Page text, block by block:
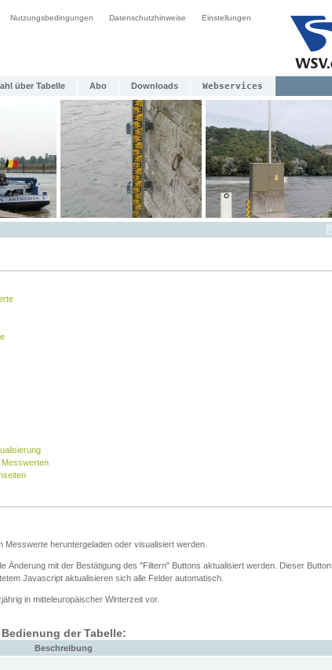
Nutzungsbedingungen Datenschutzhinweise Einstellungen
über Tabelle Abo Downloads Webservices
Messwerten
heruntergeladen oder visualisiert werden.
Änderung mit der Bestätigung des "Filtern" Buttons aktualisiert werden. Dieser Button
Javascript aktualisieren sich alle Felder automatisch.
in mitteleuropäischer Winterzeit vor.
Bedienung der Tabelle:
Beschreibung